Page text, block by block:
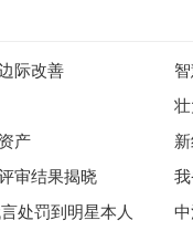
际改善
产
审结果揭晓
处罚到明星本人